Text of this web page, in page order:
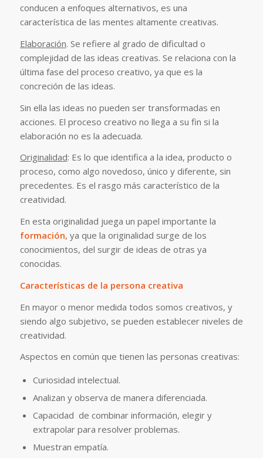
conducen a enfoques alternativos, es una
característica de las mentes altamente creativas.
Elaboración. Se refiere al grado de dificultad o
complejidad de las ideas creativas. Se relaciona con la
última fase del proceso creativo, ya que es la
concreción de las ideas.
Sin ella las ideas no pueden ser transformadas en
acciones. El proceso creativo no llega a su fin si la
elaboración no es la adecuada.
Originalidad: Es lo que identifica a la idea, producto o
proceso, como algo novedoso, único y diferente, sin
precedentes. Es el rasgo más característico de la
creatividad.
En esta originalidad juega un papel importante la
formación, ya que la originalidad surge de los
conocimientos, del surgir de ideas de otras ya
conocidas.
Características de la persona creativa
En mayor o menor medida todos somos creativos, y
siendo algo subjetivo, se pueden establecer niveles de
creatividad.
Aspectos en común que tienen las personas creativas:
Curiosidad intelectual.
Analizan y observa de manera diferenciada.
Capacidad de combinar información, elegir y
extrapolar para resolver problemas.
Muestran empatía.